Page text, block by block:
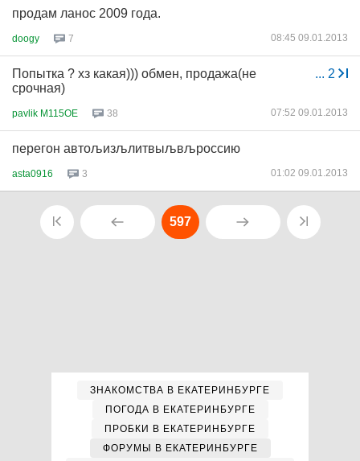
продам ланос 2009 года.
doogy 7 08:45 09.01.2013
... 2
Попытка ? хз какая))) обмен, продажа(не
срочная)
pavlik M115OE 38 07:52 09.01.2013
перегон автољизљлитвыљвљроссию
asta0916 3 01:02 09.01.2013
597
ЗНАКОМСТВА В ЕКАТЕРИНБУРГЕ
ПОГОДА В ЕКАТЕРИНБУРГЕ
ПРОБКИ В ЕКАТЕРИНБУРГЕ
ФОРУМЫ В ЕКАТЕРИНБУРГЕ